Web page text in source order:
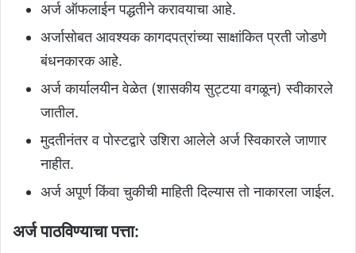
अर्ज ऑफलाईन पद्धतीने करावयाचा आहे.
अर्जासोबत आवश्यक कागदपत्रांच्या साक्षांकित प्रती जोडणे
बंधनकारक आहे.
अर्ज कार्यालयीन वेळेत (शासकीय सुट्टया वगळून) स्वीकारले
जातील.
मुदतीनंतर व पोस्टद्वारे उशिरा आलेले अर्ज स्विकारले जाणार
नाहीत.
अर्ज अपूर्ण किंवा चुकीची माहिती दिल्यास तो नाकारला जाईल.
अर्ज पाठविण्याचा पत्ता: